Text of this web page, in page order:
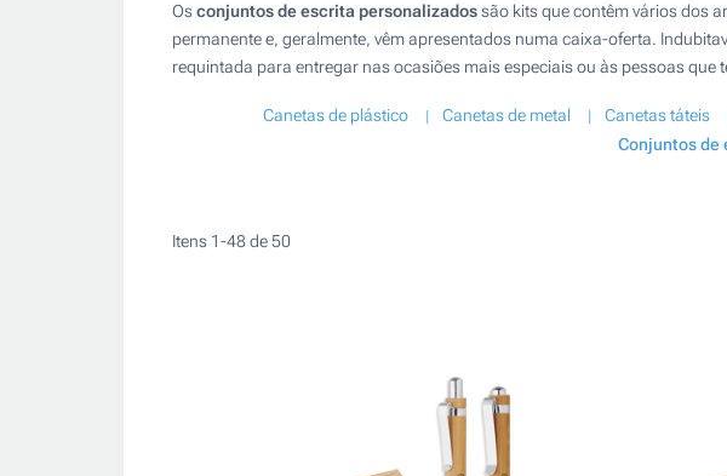
Osconjuntos de escrita personalizadossão kits que contêm vários dos
permanente e, geralmente, vêm apresentados numa caixa-oferta.
requintada para entregar nas ocasiões mais especiais ou às pessoas
Canetas de plástico Canetas de metal Canetas táteis
Conjuntos de
Itens 1-48de50